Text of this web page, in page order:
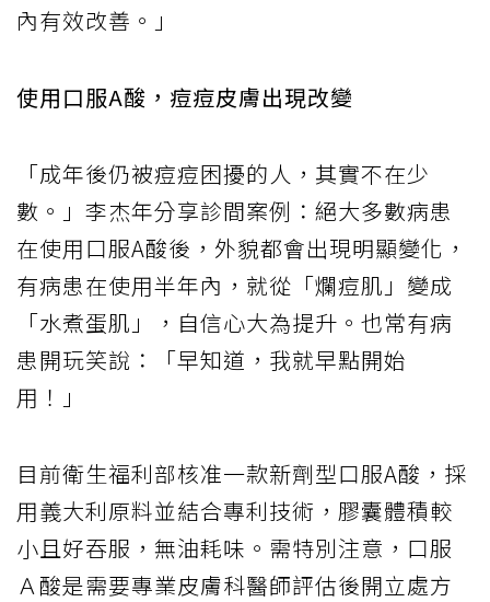
內有效改善。」
使用口服A酸，痘痘皮膚出現改變
「成年後仍被痘痘困擾的人，其實不在少
數。」李杰年分享診間案例：絕大多數病患
在使用口服A酸後，外貌都會出現明顯變化，
有病患在使用半年內，就從「爛痘肌」變成
「水煮蛋肌」，自信心大為提升。也常有病
患開玩笑說：「早知道，我就早點開始
用！」
目前衛生福利部核准一款新劑型口服A酸，採
用義大利原料並結合專利技術，膠囊體積較
小且好吞服，無油耗味。需特別注意，口服
Ａ酸是需要專業皮膚科醫師評估後開立處方